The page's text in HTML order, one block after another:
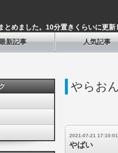
とめました。10分置きくらいに更新
新記事
人気記事
やらお
2021-07-21 17:10:01
やばい